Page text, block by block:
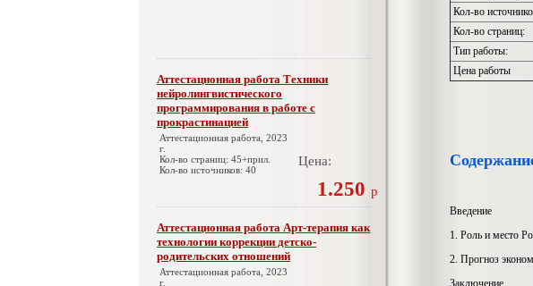
Аттестационная работа Техники
нейролингвистического
программирования в работе с
прокрастинацией
Аттестационная работа, 2023
г.
Кол-во страниц: 45+прил.
Кол-во источников: 40
Цена:
1.250 р
Аттестационная работа Арт-терапия как
технологии коррекции детско-
родительских отношений
Аттестационная работа, 2023
г.
Кол-во
Кол-во страниц:
Тип работы:
Цена работы
Введение
1. Роль и место
2. Прогноз
Заключение